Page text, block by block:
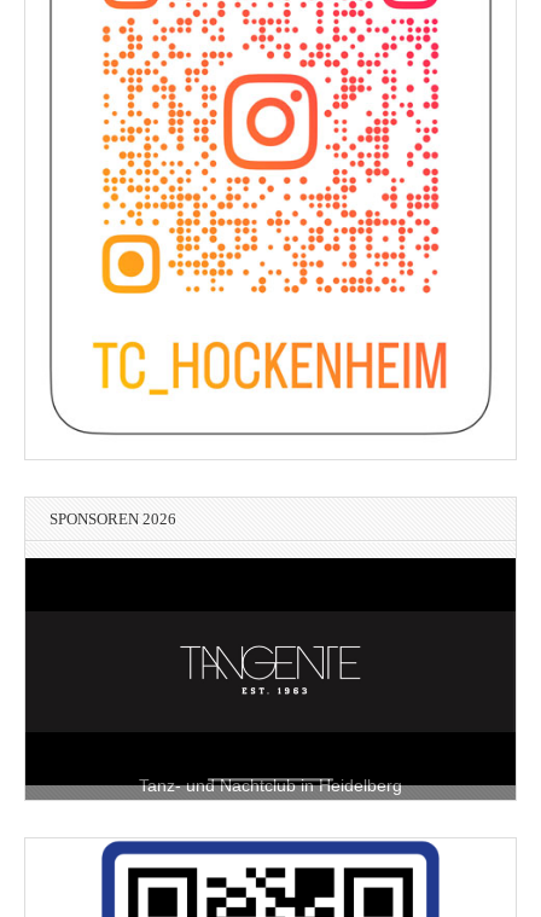
SPONSOREN 2026
Tanz- und Nachtclub in Heidelberg